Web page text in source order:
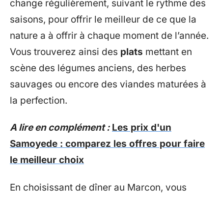
change régulièrement, suivant le rythme des
saisons, pour offrir le meilleur de ce que la
nature a à offrir à chaque moment de l’année.
Vous trouverez ainsi des plats mettant en
scène des légumes anciens, des herbes
sauvages ou encore des viandes maturées à
la perfection.
A lire en complément : Les prix d'un
Samoyede : comparez les offres pour faire
le meilleur choix
En choisissant de dîner au Marcon, vous